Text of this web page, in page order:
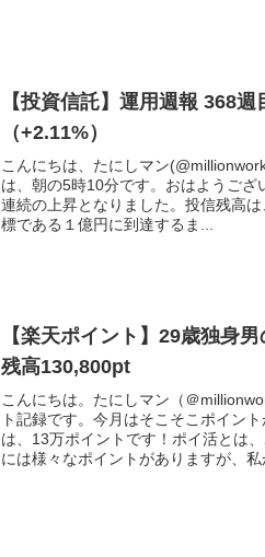
【投資信託】運用週報 368
（+2.11%）
こんにちは、たにしマン
は、朝の5時10分です。おはようござ
連続の上昇となりました。投信残高
標である１億円に到達するま...
【楽天ポイント】29歳独身
残高130,800pt
こんにちは。たにしマン（＠
ト記録です。今月はそこそこポイン
は、13万ポイントです！ポイ活とは
には様々なポイントがありますが、私